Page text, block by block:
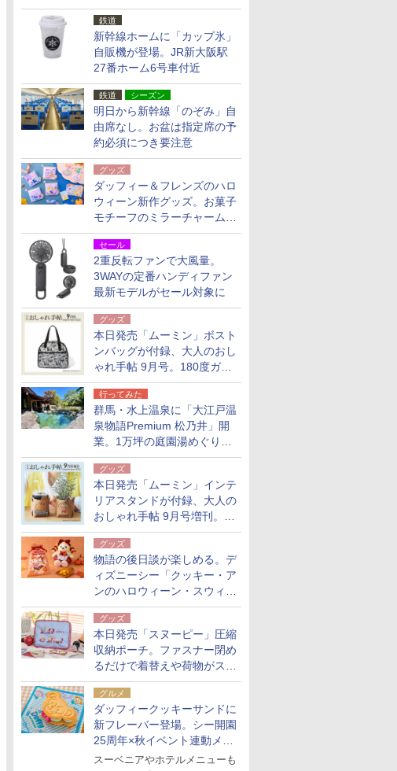
10月末まで青森空港に
鉄道
新幹線ホームに「カップ氷」
自販機が登場。JR新大阪駅
27番ホーム6号車付近
鉄道 シーズン
明日から新幹線「のぞみ」自
由席なし。お盆は指定席の予
約必須につき要注意
グッズ
ダッフィー＆フレンズのハロ
ウィーン新作グッズ。お菓子
モチーフのミラーチャーム/
デザインポーチほか
セール
2重反転ファンで大風量。
3WAYの定番ハンディファン
最新モデルがセール対象に
グッズ
本日発売「ムーミン」ボスト
ンバッグが付録、大人のおし
ゃれ手帖 9月号。180度ガバ
ッと開いて大容量
行ってみた
群馬・水上温泉に「大江戸温
泉物語Premium 松乃井」開
業。1万坪の庭園湯めぐり＆
豪華バイキングを体験してき
た！
グッズ
本日発売「ムーミン」インテ
リアスタンドが付録、大人の
おしゃれ手帖 9月号増刊。レ
ザー調で高級感ある2個セッ
トグッズ
物語の後日談が楽しめる。デ
ィズニーシー「クッキー・ア
ンのハロウィーン・スウィー
トサプライズ」限定グッズ公
開グッズ
本日発売「スヌーピー」圧縮
収納ポーチ。ファスナー閉め
るだけで着替えや荷物がスリ
ムにまとまる
グルメ
ダッフィークッキーサンドに
新フレーバー登場。シー開園
25周年×秋イベント連動メニ
ュー
スーベニアやホテルメニューも